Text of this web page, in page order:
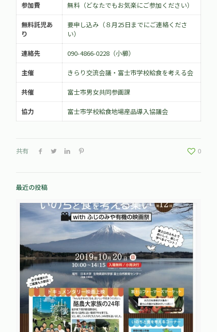
参加費 無料（どなたでもお気楽にご参加ください）
無料託児あ
り
要申し込み（８月25日までにご連絡くださ
い）
連絡先 090-4866-0228（小櫛）
主催 きらり交流会議・富士市学校給食を考える会
共催 富士市男女共同参画課
協力 富士市学校給食地場産品導入協議会
共有 0
最近の投稿